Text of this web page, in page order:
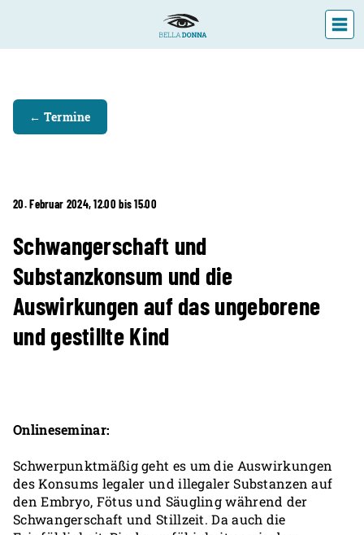
DIE LANDESFACHSTELLE
AKTUELLES
← Termine
20. Februar 2024, 12.00 bis 15.00
Schwangerschaft und
Substanzkonsum und die
Auswirkungen auf das ungeborene
und gestillte Kind
Onlineseminar:
Schwerpunktmäßig geht es um die Auswirkungen
des Konsums legaler und illegaler Substanzen auf
den Embryo, Fötus und Säugling während der
Schwangerschaft und Stillzeit. Da auch die